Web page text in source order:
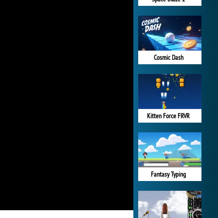
Cosmic Dash
Kitten Force FRVR
Fantasy Typing